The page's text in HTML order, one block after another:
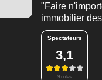
"Faire
immobilier
Spectateurs
3,1
9 notes